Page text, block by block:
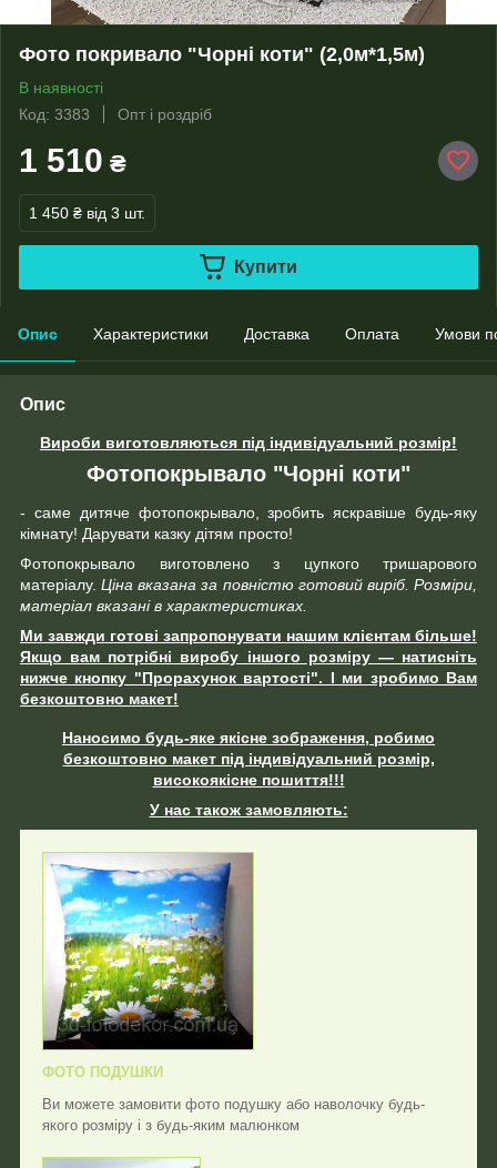
Фото покривало "Чорні коти" (2,0м*1,5м)
В наявності
Код: 3383
Опт і роздріб
1 510 ₴
1 450 ₴ від 3 шт.
Купити
Опис Характеристики Доставка Оплата Умови
Опис
Вироби виготовляються під індивідуальний розмір!
Фотопокрывало "Чорні коти"
- саме дитяче фотопокрывало, зробить яскравіше будь-яку
кімнату! Дарувати казку дітям просто!
Фотопокрывало виготовлено з цупкого тришарового
матеріалу.Ціна вказана за повністю готовий виріб. Розміри,
матеріал вказані в характеристиках.
Ми завжди готові запропонувати нашим клієнтам більше!
Якщо вам потрібні виробу іншого розміру ― натисніть
нижче кнопку "Прорахунок вартості". І ми зробимо Вам
безкоштовно макет!
Наносимо будь-яке якісне зображення, робимо
безкоштовно макет під індивідуальний розмір,
високоякісне пошиття!!!
У нас також замовляють:
ФОТО ПОДУШКИ
Ви можете замовити фото подушку або наволочку будь-
якого розміру і з будь-яким малюнком